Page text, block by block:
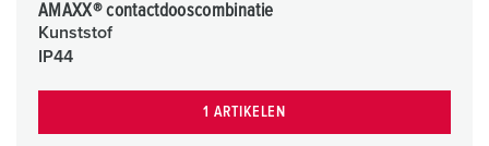
AMAXX® contactdooscombinatie
Kunststof
IP44
1 ARTIKELEN